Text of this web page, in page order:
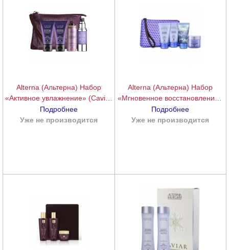
Alterna (Альтерна) Набор
«Активное увлажнение» (Caviar
Travel Set Moisture),
40+40+30+50 мл.подробнее
Подробнее
Уже не производится
Alterna (Альтерна) Набор
«Мгновенное восстановление»
(Caviar Travel Set Repair),
40+40+50+50 мл.подробнее
Подробнее
Уже не производится